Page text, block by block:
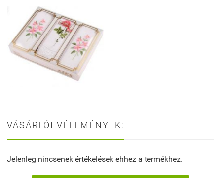
VÁSÁRLÓI VÉLEMÉNYEK:
Jelenleg nincsenek értékelések ehhez a termékhez.